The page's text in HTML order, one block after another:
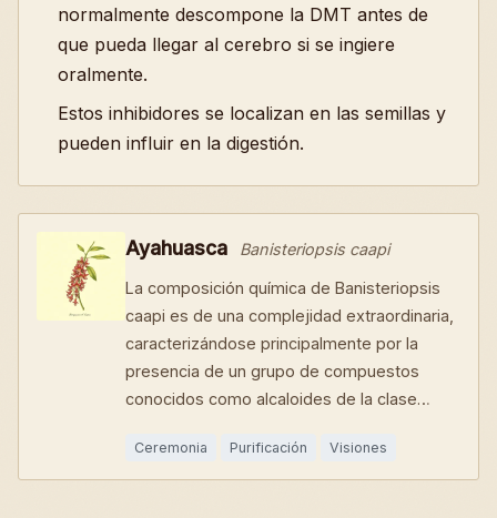
normalmente descompone la DMT antes de
que pueda llegar al cerebro si se ingiere
oralmente.
Estos inhibidores se localizan en las semillas y
pueden influir en la digestión.
Ayahuasca Banisteriopsis caapi
La composición química de Banisteriopsis
caapi es de una complejidad extraordinaria,
caracterizándose principalmente por la
presencia de un grupo de compuestos
conocidos como alcaloides de la clase…
Ceremonia Purificación Visiones